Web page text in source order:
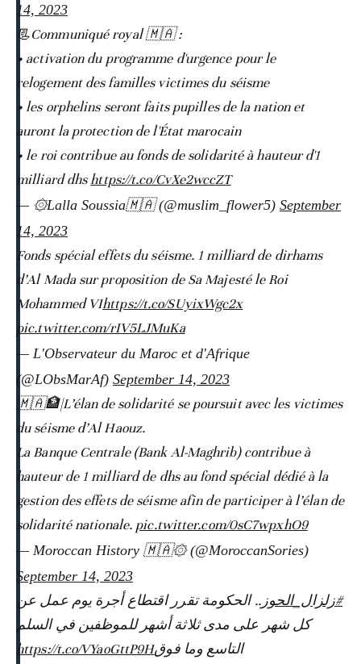
14, 2023
📃Communiqué royal 🇲🇦 :
• activation du programme d'urgence pour le
relogement des familles victimes du séisme
• les orphelins seront faits pupilles de la nation et
auront la protection de l'État marocain
• le roi contribue au fonds de solidarité à hauteur d'1
milliard dhshttps://t.co/CvXe2wccZT
— ۞Lalla Soussia🇲🇦 (@muslim_flower5) September
14, 2023
Fonds spécial effets du séisme. 1 milliard de dirhams
d’Al Mada sur proposition de Sa Majesté le Roi
Mohammed VIhttps://t.co/SUyixWgc2x
pic.twitter.com/rIV5LJMuKa
— L'Observateur du Maroc et d'Afrique
(@LObsMarAf) September 14, 2023
🇲🇦🏦|L’élan de solidarité se poursuit avec les victimes
du séisme d’Al Haouz.
La Banque Centrale (Bank Al-Maghrib) contribue à
hauteur de 1 milliard de dhs au fond spécial dédié à la
gestion des effets de séisme afin de participer à l’élan de
solidarité nationale. pic.twitter.com/0sC7wpxhO9
— Moroccan History 🇲🇦۞ (@MoroccanSories)
September 14, 2023
#زلزال_الحوز.. الحكومة تقرر اقتطاع أجرة يوم عمل عن
كل شهر على مدى ثلاثة أشهر للموظفين في السلم
التاسع وما فوقhttps://t.co/VYaoGttP9H